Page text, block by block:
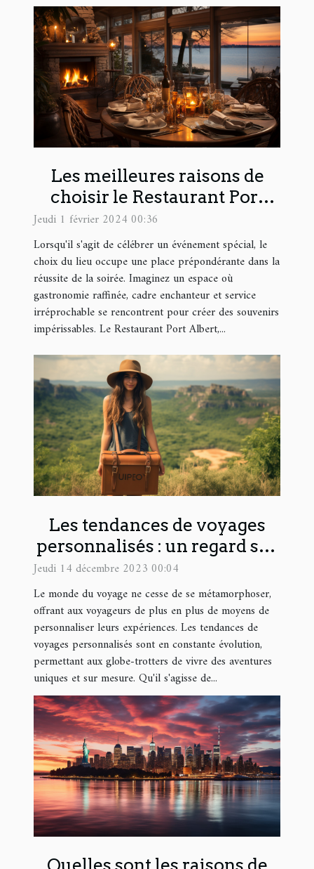
Les meilleures raisons de
choisir le Restaurant Port
Albert pour un événement
spécial
Jeudi 1 février 2024 00:36
Lorsqu'il s'agit de célébrer un événement spécial, le
choix du lieu occupe une place prépondérante dans la
réussite de la soirée. Imaginez un espace où
gastronomie raffinée, cadre enchanteur et service
irréprochable se rencontrent pour créer des souvenirs
impérissables. Le Restaurant Port Albert,...
Les tendances de voyages
personnalisés : un regard sur
Thisy Travels
Jeudi 14 décembre 2023 00:04
Le monde du voyage ne cesse de se métamorphoser,
offrant aux voyageurs de plus en plus de moyens de
personnaliser leurs expériences. Les tendances de
voyages personnalisés sont en constante évolution,
permettant aux globe-trotters de vivre des aventures
uniques et sur mesure. Qu'il s'agisse de...
Quelles sont les raisons de